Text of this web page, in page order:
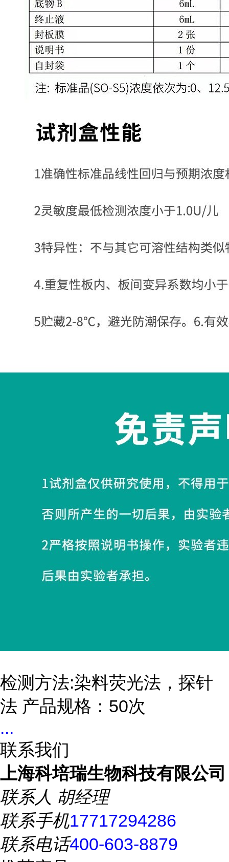
检测方法:染料荧光法，探针
法 产品规格：50次
...
联系我们
上海科培瑞生物科技有限公司
联系人 胡经理
联系手机17717294286
联系电话400-603-8879